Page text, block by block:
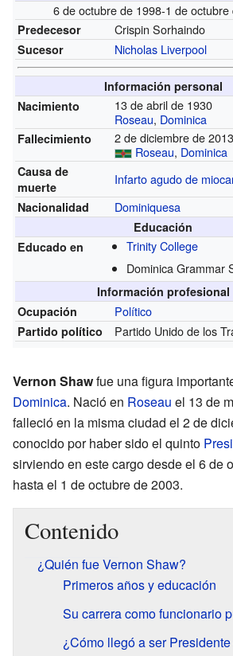
6 de octubre de 1998-1 de octubre
Predecesor Crispin Sorhaindo
Sucesor Nicholas Liverpool
Información personal
Nacimiento
13 de abril de 1930
Roseau, Dominica
Fallecimiento
2 de diciembre de
Roseau, Dominica
Causa de
muerte
Infarto agudo de
Nacionalidad Dominiquesa
Educación
Educado en
Trinity College
Dominica Grammar
Información profesional
Ocupación
Político
Partido político Partido Unido de los
Vernon Shawfue una figura
Dominica. Nació en Roseau el 13 de
falleció en la misma ciudad el 2 de
conocido por haber sido el quinto
sirviendo en este cargo desde el 6 de
hasta el 1 de octubre de 2003.
Contenido
¿Quién fue Vernon Shaw?
Primeros años y educación
Su carrera como funcionario
¿Cómo llegó a ser